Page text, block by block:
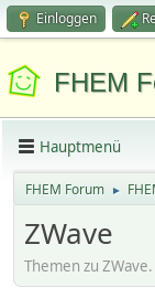
Einloggen
FHEM
Hauptmenü
FHEM Forum ►
ZWave
Themen zu ZWave.